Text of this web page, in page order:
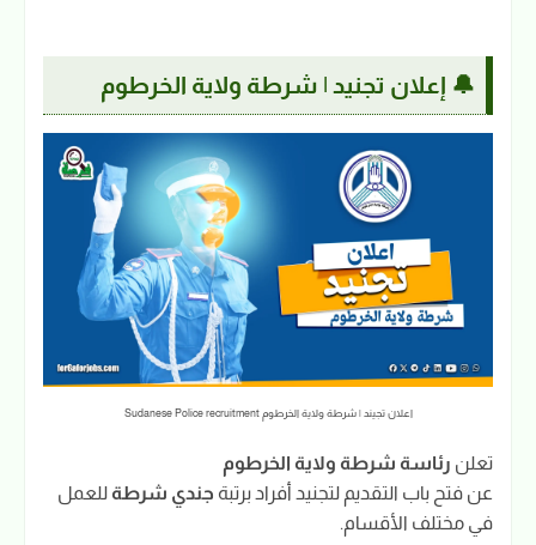
🔔 إعلان تجنيد | شرطة ولاية الخرطوم
اعلان تجيند | شرطة ولاية الخرطوم Sudanese Police recruitment
تعلن رئاسة شرطة ولاية الخرطوم
عن فتح باب التقديم لتجنيد أفراد برتبة جندي شرطة للعمل
في مختلف الأقسام.